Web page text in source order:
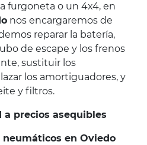
furgoneta o un 4x4, en
nos encargaremos de
reparar la batería,
de escape y los frenos
sustituir los
los amortiguadores, y
y filtros.
a precios asequibles
en Oviedo